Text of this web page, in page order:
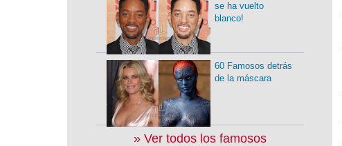
se ha vuelto
blanco!
60 Famosos detrás
de la máscara
» Ver todos los famosos